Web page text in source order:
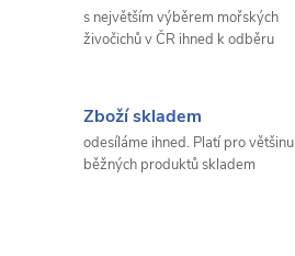
s největším výběrem mořských
živočichů v ČR ihned k odběru
Zboží skladem
odesíláme ihned. Platí pro většinu
běžných produktů skladem